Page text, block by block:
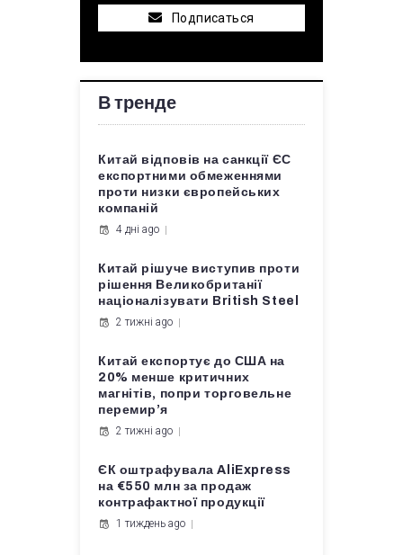
Подписаться
В тренде
Китай відповів на санкції ЄС
експортними обмеженнями
проти низки європейських
компаній
4 дні ago
Китай рішуче виступив проти
рішення Великобританії
націоналізувати British Steel
2 тижні ago
Китай експортує до США на
20% менше критичних
магнітів, попри торговельне
перемир’я
2 тижні ago
ЄК оштрафувала AliExpress
на €550 млн за продаж
контрафактної продукції
1 тиждень ago